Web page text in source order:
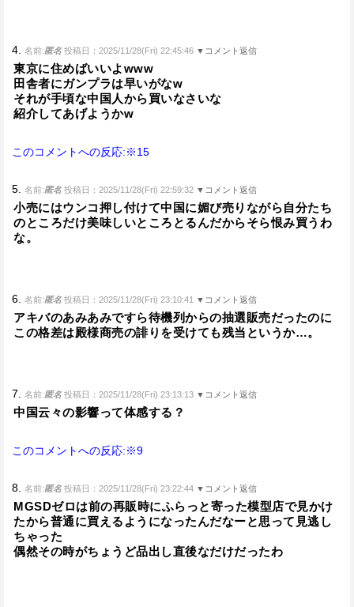
4. 名前:匿名 投稿日：2025/11/28(Fri) 22:45:46 ▼コメント返信
東京に住めばいいよwww
田舎者にガンプラは早いがなw
それが手頃な中国人から買いなさいな
紹介してあげようかw
このコメントへの反応:※15
5. 名前:匿名 投稿日：2025/11/28(Fri) 22:59:32 ▼コメント返信
小売にはウンコ押し付けて中国に媚び売りながら自分たち
のところだけ美味しいところとるんだからそら恨み買うわ
な。
6. 名前:匿名 投稿日：2025/11/28(Fri) 23:10:41 ▼コメント返信
アキバのあみあみですら待機列からの抽選販売だったのに
この格差は殿様商売の誹りを受けても残当というか…。
7. 名前:匿名 投稿日：2025/11/28(Fri) 23:13:13 ▼コメント返信
中国云々の影響って体感する？
このコメントへの反応:※9
8. 名前:匿名 投稿日：2025/11/28(Fri) 23:22:44 ▼コメント返信
MGSDゼロは前の再販時にふらっと寄った模型店で見かけ
たから普通に買えるようになったんだなーと思って見逃し
ちゃった
偶然その時がちょうど品出し直後なだけだったわ